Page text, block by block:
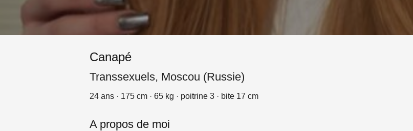
Canapé
Transsexuels, Moscou (Russie)
24 ans · 175 cm · 65 kg · poitrine 3 · bite 17 cm
A propos de moi